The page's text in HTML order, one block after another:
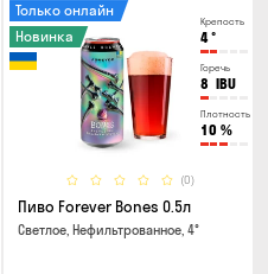
Крепость
4°
Горечь
8 IBU
Плотность
10 %
(0)
Только онлайн
Новинка
Пиво Forever Bones 0.5л
Светлое, Нефильтрованное, 4°